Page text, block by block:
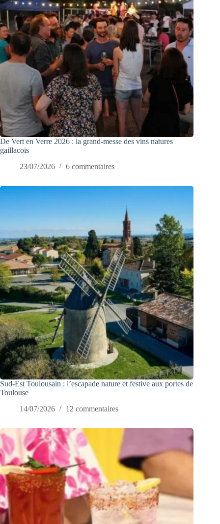
De Vert en Verre 2026 : la grand-messe des vins natures
gaillacois
23/07/2026
6 commentaires
Sud-Est Toulousain : l’escapade nature et festive aux portes de
Toulouse
14/07/2026
12 commentaires